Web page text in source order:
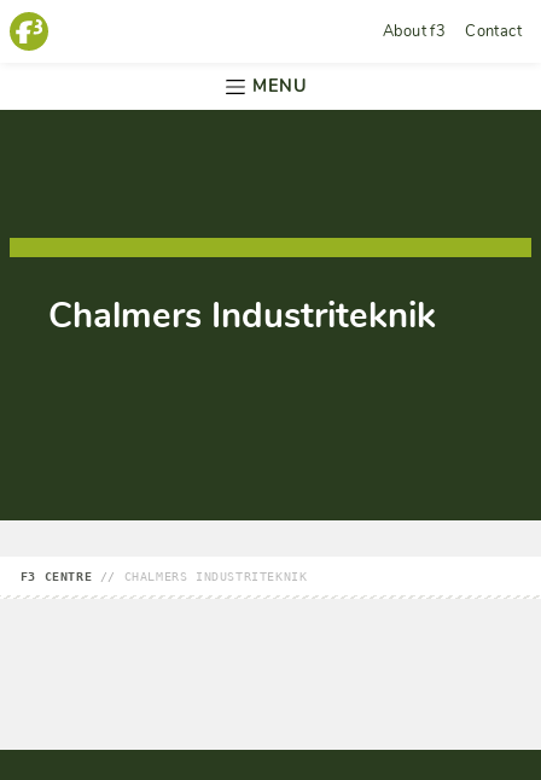
About f3 Contact
MENU
Chalmers Industriteknik
F3 CENTRE // CHALMERS INDUSTRITEKNIK